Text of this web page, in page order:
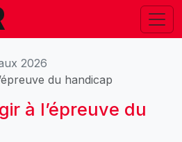
2026
du handicap
à l’épreuve du